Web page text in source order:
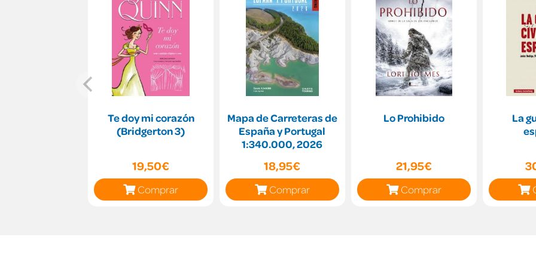
Te doy mi corazón
(Bridgerton 3)
19,50€
Comprar
Mapa de Carreteras de
España y Portugal
1:340.000, 2026
18,95€
Comprar
Lo Prohibido
21,95€
Comprar
La